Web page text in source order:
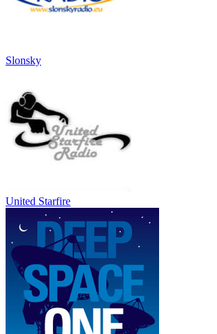
Slonsky
United Starfire